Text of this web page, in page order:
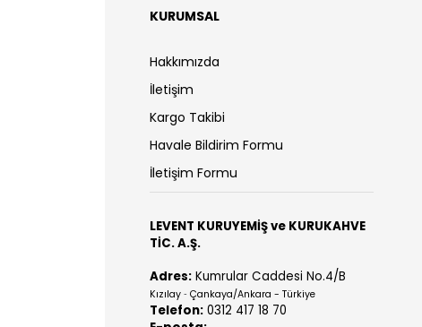
KURUMSAL
Hakkımızda
İletişim
Kargo Takibi
Havale Bildirim Formu
İletişim Formu
LEVENT KURUYEMİŞ ve KURUKAHVE
TİC. A.Ş.
Adres: Kumrular Caddesi No.4/B
Kızılay - Çankaya/Ankara - Türkiye
Telefon: 0312 417 18 70